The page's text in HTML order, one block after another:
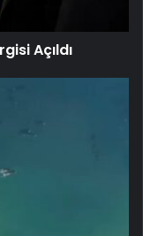
Açıldı